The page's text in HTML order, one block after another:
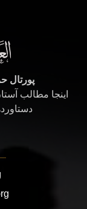
پورتال
اینجا مطالب